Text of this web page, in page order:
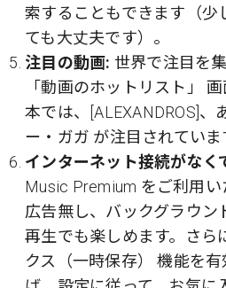
索することもできます（少
ても大丈夫です）。
注目の動画: 世界で注目を
「動画のホットリスト」
本では、[ALEXANDROS]、
ー・ガガ が注目されていま
インターネット接続がなく
Music Premium をご利用
広告無し、バックグラウン
再生でも楽しめます。さら
クス（一時保存） 機能を